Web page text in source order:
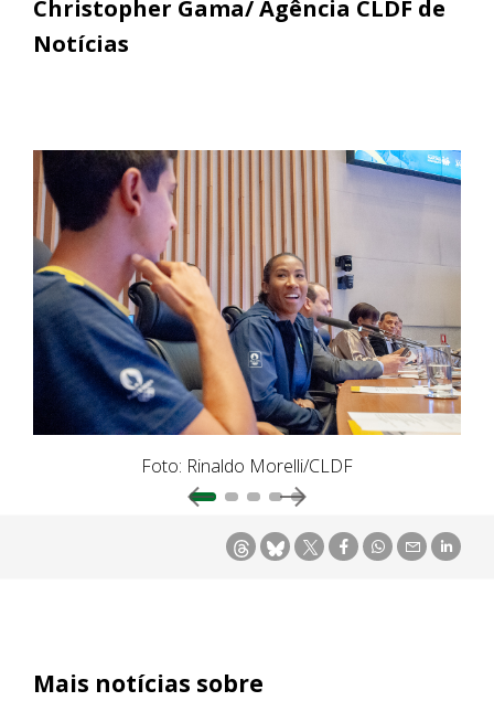
Christopher Gama/ Agência CLDF de
Notícias
Foto: Rinaldo Morelli/CLDF
Mais notícias sobre